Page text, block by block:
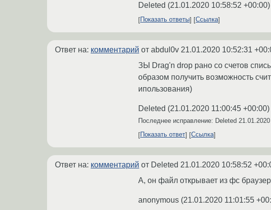
Deleted (21.01.2020 10:58:52 +00:00)
Показать ответы Ссылка
Ответ на: комментарий от abdul0v 21.01.2020 10:52:31
ЗЫ Drag'n drop рано со счетов
образом получить возможность
ипользования)
Deleted (21.01.2020 11:00:45 +00:00)
Последнее исправление: Deleted
Показать ответ
Ссылка
Ответ на: комментарий от Deleted 21.01.2020 10:58:52
А, он файл открывает из фс
anonymous (21.01.2020 11:01:55